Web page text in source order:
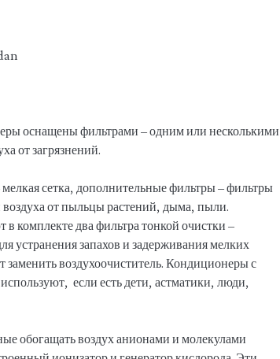
оснащены фильтрами – одним или несколькими
от загрязнений.
сетка, дополнительные фильтры – фильтры
воздуха от пыльцы растений, дыма, пыли.
комплекте два фильтра тонкой очистки –
устранения запахов и задерживания мелких
заменить воздухоочиститель. Кондиционеры с
если есть дети, астматики, люди,
обогащать воздух анионами и молекулами